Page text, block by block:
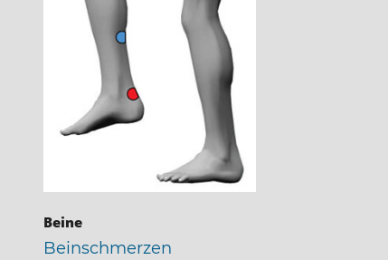
Beine
Beinschmerzen